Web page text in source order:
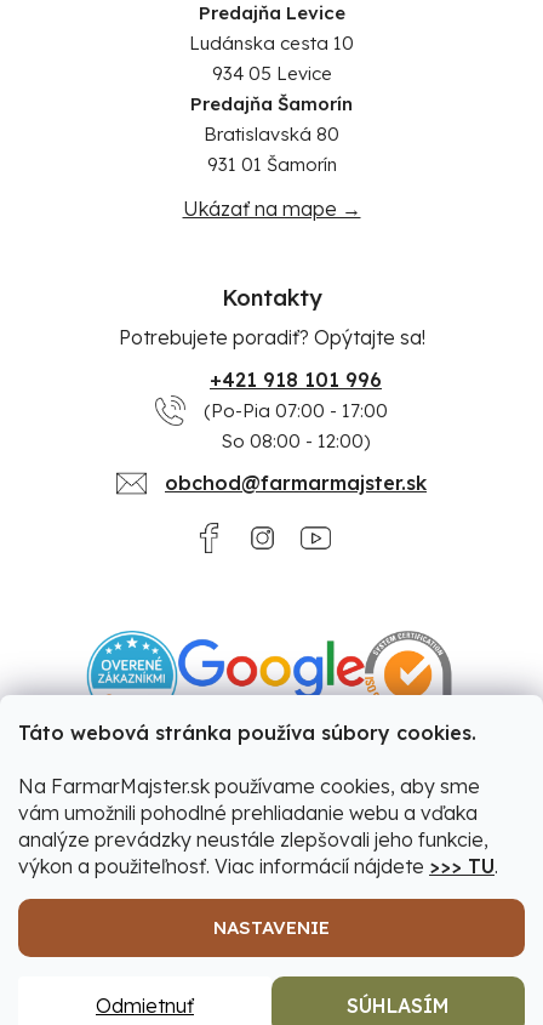
Táto webová stránka používa súbory cookies.
Na FarmarMajster.sk používame cookies, aby sme
vám umožnili pohodlné prehliadanie webu a vďaka
analýze prevádzky neustále zlepšovali jeho funkcie,
výkon a použiteľnosť. Viac informácií nájdete >>> TU.
NASTAVENIE
Odmietnuť SÚHLASÍM
Predajňa Levice
Ludánska cesta 10
934 05 Levice
Predajňa Šamorín
Bratislavská 80
931 01 Šamorín
Ukázať na mape →
Kontakty
Potrebujete poradiť? Opýtajte sa!
+421 918 101 996
(Po-Pia 07:00 - 17:00
So 08:00 - 12:00)
obchod@farmarmajster.sk
Upravil Balkys
Copyright 2026
Farmár&Majster. Všetky práva